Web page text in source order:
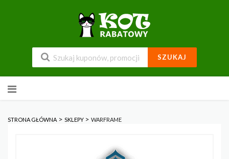
SZUKAJ
do
STRONA GŁÓWNA > SKLEPY > WARFRAME